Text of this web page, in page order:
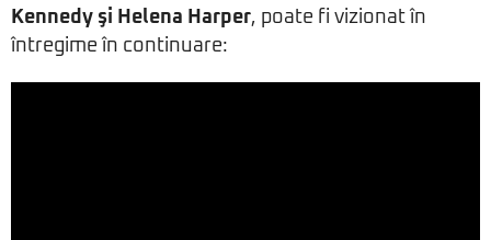
Kennedy şi Helena Harper, poate fi vizionat în
întregime în continuare: